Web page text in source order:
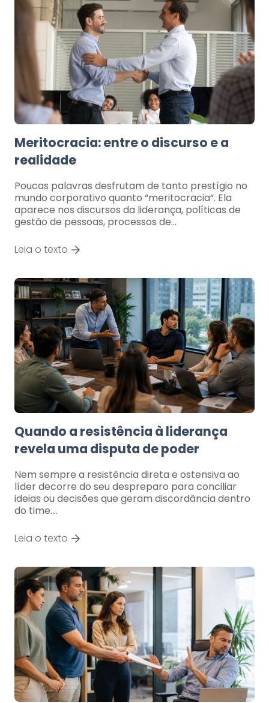
Meritocracia: entre o discurso e a
realidade
Poucas palavras desfrutam de tanto prestígio no
mundo corporativo quanto “meritocracia“. Ela
aparece nos discursos da liderança, políticas de
gestão de pessoas, processos de…
Leia o texto
Quando a resistência à liderança
revela uma disputa de poder
Nem sempre a resistência direta e ostensiva ao
líder decorre do seu despreparo para conciliar
ideias ou decisões que geram discordância dentro
do time.…
Leia o texto